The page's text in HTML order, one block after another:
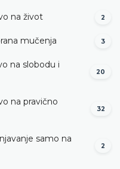
na život 2
mučenja 3
na slobodu i
20
na pravično
32
samo na
2